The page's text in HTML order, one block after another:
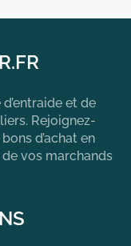
et de
Rejoignez-
d’achat en
vos marchands